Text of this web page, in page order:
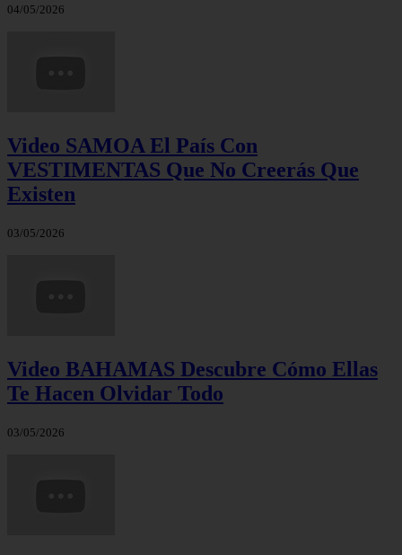
04/05/2026
Video SAMOA El País Con
VESTIMENTAS Que No Creerás Que
Existen
03/05/2026
Video BAHAMAS Descubre Cómo Ellas
Te Hacen Olvidar Todo
03/05/2026